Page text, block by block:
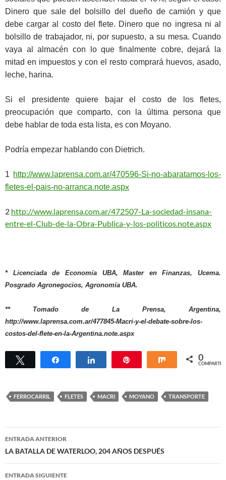
Dinero que sale del bolsillo del dueño de camión y que
debe cargar al costo del flete. Dinero que no ingresa ni al
bolsillo de trabajador, ni, por supuesto, a su mesa. Cuando
vaya al almacén con lo que finalmente cobre, dejará la
mitad en impuestos y con el resto comprará huevos, asado,
leche, harina.
Si el presidente quiere bajar el costo de los fletes,
preocupación que comparto, con la última persona que
debe hablar de toda esta lista, es con Moyano.
Podría empezar hablando con Dietrich.
1 http://www.laprensa.com.ar/470596-Si-no-abaratamos-los-
fletes-el-pais-no-arranca.note.aspx
2 http://www.laprensa.com.ar/472507-La-sociedad-insana-
entre-el-Club-de-la-Obra-Publica-y-los-politicos.note.aspx
* Licenciada de Economía UBA, Master en Finanzas, Ucema.
Posgrado Agronegocios, Agronomía UBA.
** Tomado de La Prensa, Argentina,
http://www.laprensa.com.ar/477845-Macri-y-el-debate-sobre-los-
costos-del-flete-en-la-Argentina.note.aspx
Twittear Compartir Compartir Compartir
0
COMPARTIR
FERROCARRIL FLETES MACRI MOYANO TRANSPORTE
Navegación
de
entradas
ENTRADA ANTERIOR
LA BATALLA DE WATERLOO, 204 AÑOS DESPUÉS
ENTRADA SIGUIENTE